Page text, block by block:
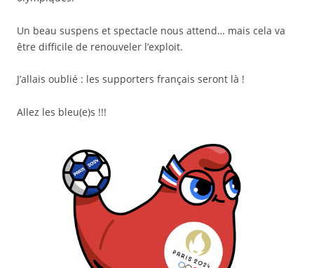
Un beau suspens et spectacle nous attend… mais cela va
être difficile de renouveler l’exploit.
J’allais oublié : les supporters français seront là !
Allez les bleu(e)s !!!